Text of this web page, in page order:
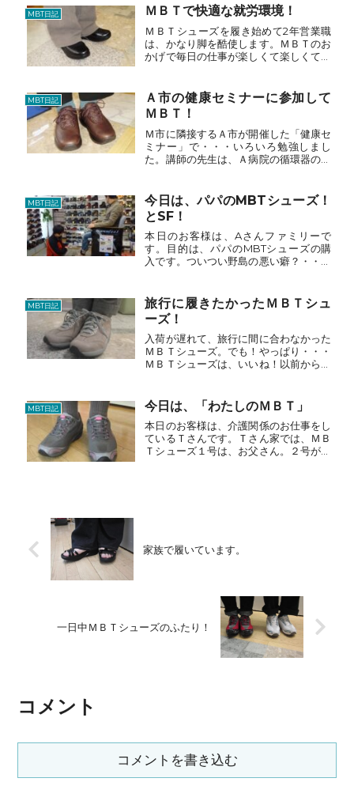
めるわけにはいきません。以前、Ｍさん
は「喘息」で悩んでいまし...
MBT日記 ＭＢＴで快適な就労環境！
ＭＢＴシューズを履き始めて2年営業職
は、かなり脚を酷使します。ＭＢＴのお
かげで毎日の仕事が楽しくて楽しくて！
てブーツをＧＥＴ！ＡＰＬのＭＢＴシュ
ーズ3130足目は、...
MBT日記
Ａ市の健康セミナーに参加して
ＭＢＴ！
Ｍ市に隣接するＡ市が開催した「健康セ
ミナー」で・・・いろいろ勉強しまし
た。講師の先生は、Ａ病院の循環器のお
と・・・靴は、・・・どのように選ぼう
か？ＰＡＬのＭＢＴシューズ31...
MBT日記
今日は、パパのMBTシューズ！
とSF！
本日のお客様は、Aさんファミリーで
す。目的は、パパのMBTシューズの購
入です。ついつい野島の悪い癖？・・・
ール」の話です。ご主人に「負荷テス
ト」をしていると、・・・奥様...
MBT日記
旅行に履きたかったＭＢＴシュ
ーズ！
入荷が遅れて、旅行に間に合わなかった
ＭＢＴシューズ。でも！やっぱり・・・
ＭＢＴシューズは、いいね！以前からＭ
そのまま・・・現在に至る！どんなイメ
ージ？と言うと・・・「重...
MBT日記 今日は、「わたしのＭＢＴ」
本日のお客様は、介護関係のお仕事をし
ているＴさんです。Ｔさん家では、ＭＢ
Ｔシューズ１号は、お父さん。２号が娘
家族で履いています。
一日中ＭＢＴシューズのふたり！
コメント
コメントを書き込む